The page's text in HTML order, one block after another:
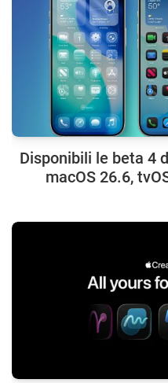
Disponibili le beta 4
macOS 26.6,